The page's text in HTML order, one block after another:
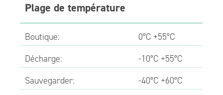
Plage de température
Boutique:
0°C +55°C
Décharge:
-10°C +55°C
Sauvegarder:
-40°C +60°C